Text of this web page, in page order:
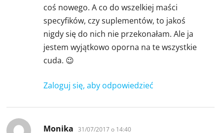
coś nowego. A co do wszelkiej maści
specyfików, czy suplementów, to jakoś
nigdy się do nich nie przekonałam. Ale ja
jestem wyjątkowo oporna na te wszystkie
cuda. 😉
Zaloguj się, aby odpowiedzieć
Monika pisze:
31/07/2017 o 14:40